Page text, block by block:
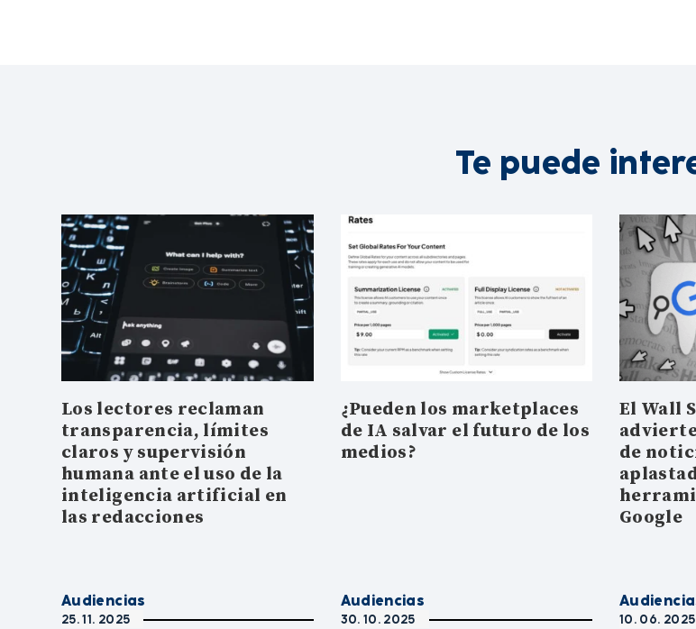
Te puede
Los lectores reclaman
transparencia, límites
claros y supervisión
humana ante el uso de la
inteligencia artificial en
las redacciones
Audiencias
25. 11. 2025
¿Pueden los marketplaces
de IA salvar el futuro de los
medios?
Audiencias
30. 10. 2025
El Wall
de
Google
10. 06. 2025